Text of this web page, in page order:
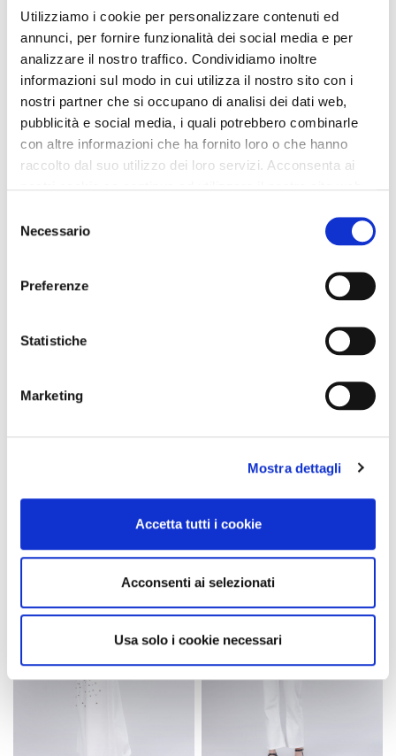
Utilizziamo i cookie per personalizzare contenuti ed
annunci, per fornire funzionalità dei social media e per
analizzare il nostro traffico. Condividiamo inoltre
informazioni sul modo in cui utilizza il nostro sito con i
nostri partner che si occupano di analisi dei dati web,
pubblicità e social media, i quali potrebbero combinarle
con altre informazioni che ha fornito loro o che hanno
raccolto dal suo utilizzo dei loro servizi. Acconsenta ai
delNecessario
Preferenze
Statistiche
Marketing
Mostra dettagli
Accetta tutti i cookie
Acconsenti ai selezionati
Usa solo i cookie necessari
con rombos oat
119,90 €
-50%
59,95 €
acolchado de diamantes oat
149,90 €
-50%
74,95 €
diamantes aloe
candy
149,90 €